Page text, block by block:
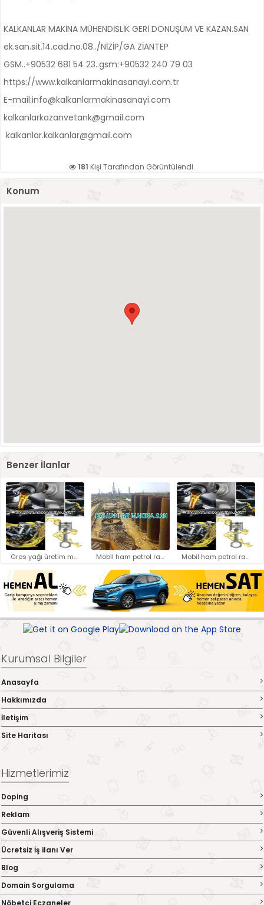
KALKANLAR MAKİNA MÜHENDİSLİK GERİ DÖNÜŞÜM VE KAZAN.SAN
ek.san.sit.14.cad.no.08../NİZİP/GA ZİANTEP
GSM..+90532 681 54 23..gsm:+90532 240 79 03
https://www.kalkanlarmakinasanayi.com.tr
E-mail:info@kalkanlarmakinasanayi.com
kalkanlarkazanvetank@gmail.com
kalkanlar.kalkanlar@gmail.com
181 Kişi Tarafından Görüntülendi.
Konum
Benzer İlanlar
Gres yağı üretim makinası yapı.. Mobil ham petrol rafineri yapı.. Mobil ham petrol rafineri yapı..
Kurumsal Bilgiler
Anasayfa
Hakkımızda
İletişim
Site Haritası
Hizmetlerimiz
Doping
Reklam
Güvenli Alışveriş Sistemi
Ücretsiz İş ilanı Ver
Blog
Domain Sorgulama
Nöbetci Eczaneler